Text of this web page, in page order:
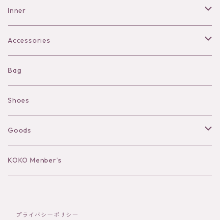
Pants
Inner
Bra
Shorts
Camisole
Long sleeve
Accessories
Necklace
Pierce/Earring
Ear Cuff
Bracelet／Bangle
Bag
Shoes
Goods
Hat
KOKO Menber’s
プライバシーポリシー